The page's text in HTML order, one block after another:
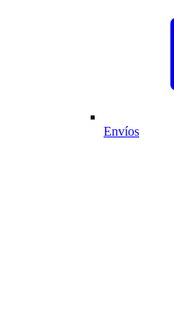
Envíos